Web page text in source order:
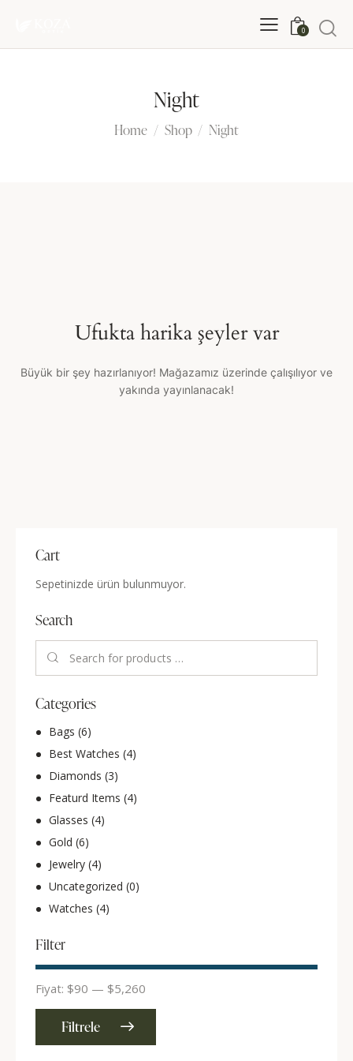
0
Night
Home Shop Night
Ufukta harika şeyler var
Büyük bir şey hazırlanıyor! Mağazamız üzerinde çalışılıyor ve
yakında yayınlanacak!
Cart
Sepetinizde ürün bulunmuyor.
Search
Categories
Bags (6)
Best Watches (4)
Diamonds (3)
Featurd Items (4)
Glasses (4)
Gold (6)
Jewelry (4)
Uncategorized (0)
Watches (4)
Filter
Filtrele
Fiyat: $90 — $5,260